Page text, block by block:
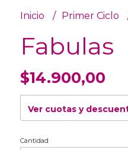
Inicio Primer Ciclo
Fabulas
$14.900,00
Ver cuotas y
Cantidad